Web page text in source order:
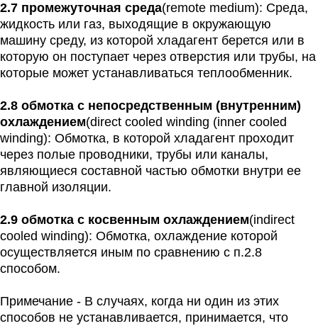
2.7 промежуточная среда(remote medium): Среда,
жидкость или газ, выходящие в окружающую
машину среду, из которой хладагент берется или в
которую он поступает через отверстия или трубы, на
которые может устанавливаться теплообменник.
2.8 обмотка с непосредственным (внутренним)
охлаждением(direct cooled winding (inner cooled
winding): Обмотка, в которой хладагент проходит
через полые проводники, трубы или каналы,
являющиеся составной частью обмотки внутри ее
главной изоляции.
2.9 обмотка с косвенным охлаждением(indirect
cooled winding): Обмотка, охлаждение которой
осуществляется иным по сравнению с п.2.8
способом.
Примечание - В случаях, когда ни один из этих
способов не устанавливается, принимается, что